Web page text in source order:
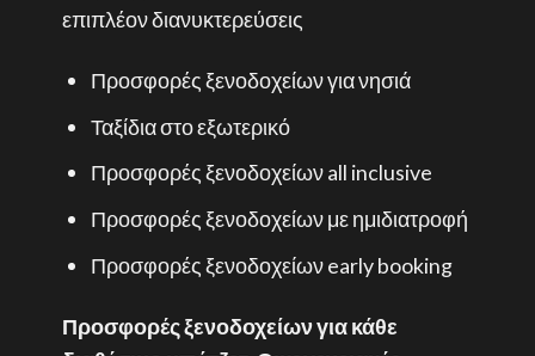
επιπλέον διανυκτερεύσεις
Προσφορές ξενοδοχείων για νησιά
Ταξίδια στο εξωτερικό
Προσφορές ξενοδοχείων all inclusive
Προσφορές ξενοδοχείων με ημιδιατροφή
Προσφορές ξενοδοχείων early booking
Προσφορές ξενοδοχείων για κάθε